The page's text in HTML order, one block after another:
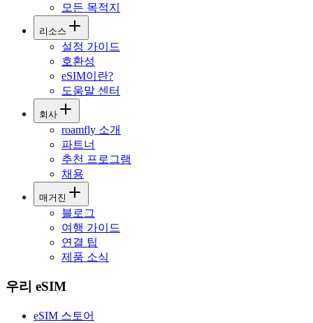
모든 목적지
리소스
설정 가이드
호환성
eSIM이란?
도움말 센터
회사
roamfly 소개
파트너
추천 프로그램
채용
매거진
블로그
여행 가이드
연결 팁
제품 소식
우리 eSIM
eSIM 스토어